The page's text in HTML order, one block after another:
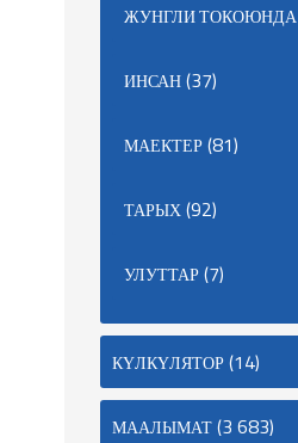
ЖУНГЛИ ТОКОЮНДА
ИНСАН(37)
МАЕКТЕР(81)
ТАРЫХ(92)
УЛУТТАР(7)
КҮЛКҮЛЯТОР(14)
МААЛЫМАТ(3 683)